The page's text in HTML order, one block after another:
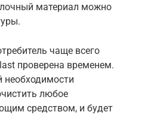
материал можно
чаще всего
проверена временем.
необходимости
любое
средством, и будет